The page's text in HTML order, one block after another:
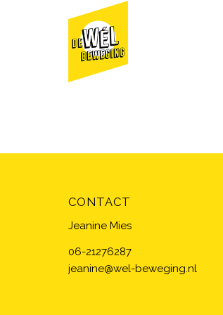
CONTACT
Jeanine Mies
06-21276287
jeanine@wel-beweging.nl